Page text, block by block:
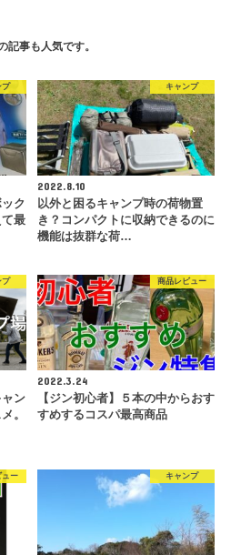
記事も人気です。
プ
ク
最
キャンプ
2022.8.10
以外と困るキャンプ時の荷物置
き？コンパクトに収納できるのに
機能は抜群な荷…
プ
ン
。
商品レビュー
2022.3.24
【ジン初心者】５本の中からおす
すめするコスパ最高商品
ュー キャンプ